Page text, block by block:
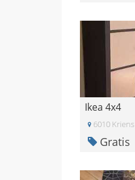
Ikea 4x4
6010 Kriens
Gratis